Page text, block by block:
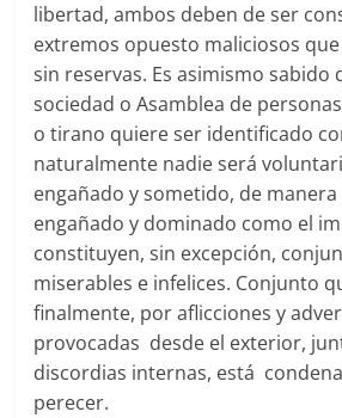
libertad, ambos deben de ser
extremos opuesto maliciosos
sin reservas. Es asimismo sabido
sociedad o Asamblea de
o tirano quiere ser identificado
naturalmente nadie será
engañado y sometido, de
engañado y dominado como el
constituyen, sin excepción,
miserables e infelices. Conjunto
finalmente, por aflicciones y
provocadas desde el exterior,
discordias internas, está
perecer.